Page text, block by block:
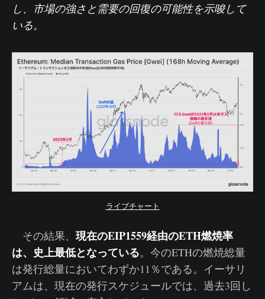
し、市場の強さと需要の回復の可能性を示唆して
いる。
ライブチャート
その結果、 現在のEIP1559経由のETH燃焼率
は、史上最低となっている。今のETHの燃焼総量
は発行総量においてわずか11％である。イーサリ
アムは、現在の発行スケジュールでは、過去3回し